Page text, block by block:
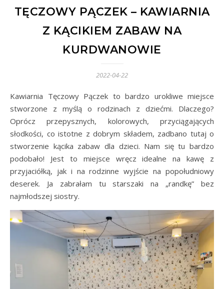
TĘCZOWY PĄCZEK – KAWIARNIA
Z KĄCIKIEM ZABAW NA
KURDWANOWIE
2022-04-22
Kawiarnia Tęczowy Pączek to bardzo urokliwe miejsce
stworzone z myślą o rodzinach z dziećmi. Dlaczego?
Oprócz przepysznych, kolorowych, przyciągających
słodkości, co istotne z dobrym składem, zadbano tutaj o
stworzenie kącika zabaw dla dzieci. Nam się tu bardzo
podobało! Jest to miejsce wręcz idealne na kawę z
przyjaciółką, jak i na rodzinne wyjście na popołudniowy
deserek. Ja zabrałam tu starszaki na „randkę” bez
najmłodszej siostry.